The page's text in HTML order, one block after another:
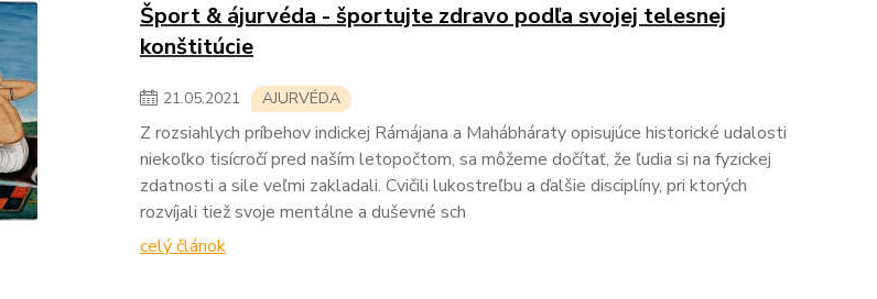
Šport & ájurvéda - športujte zdravo podľa svojej telesnej
konštitúcie
21.05.2021 AJURVÉDA
Z rozsiahlych príbehov indickej Rámájana a Mahábháraty opisujúce historické udalosti
niekoľko tisícročí pred naším letopočtom, sa môžeme dočítať, že ľudia si na fyzickej
zdatnosti a sile veľmi zakladali. Cvičili lukostreľbu a ďalšie disciplíny, pri ktorých
rozvíjali tiež svoje mentálne a duševné sch
celý článok